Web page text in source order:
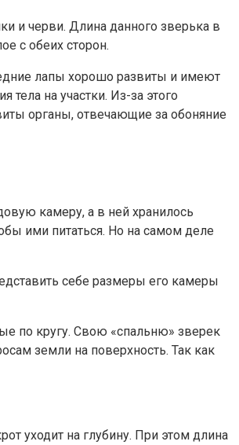
и черви. Длина данного зверька в
с обеих сторон.
лапы хорошо развиты и имеют
на участки. Из-за этого
органы, отвечающие за обоняние
камеру, а в ней хранилось
ими питаться. Но на самом деле
себе размеры его камеры
по кругу. Свою «спальню» зверек
земли на поверхность. Так как
уходит на глубину. При этом длина